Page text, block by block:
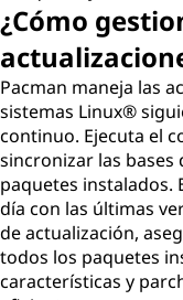
¿Cómo
Pacman maneja las
sistemas Linux®
continuo. Ejecuta el
sincronizar las bases
paquetes instalados.
día con las últimas
de actualización,
todos los paquetes
características y